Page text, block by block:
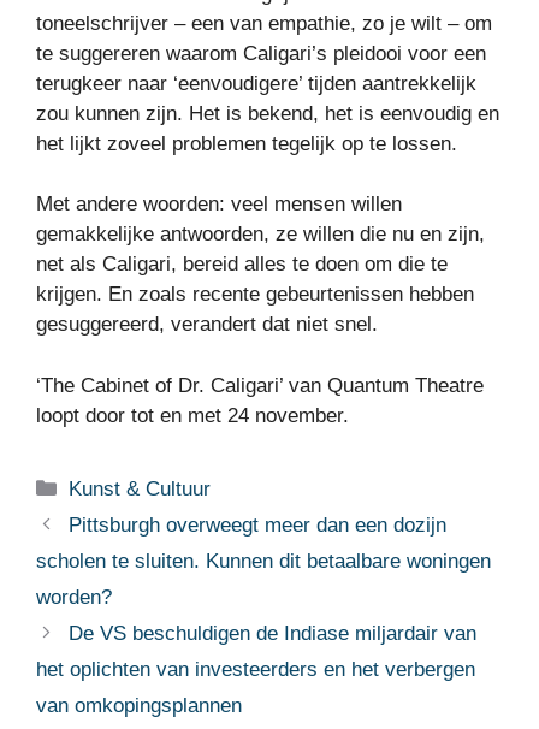
toneelschrijver – een van empathie, zo je wilt – om
te suggereren waarom Caligari’s pleidooi voor een
terugkeer naar ‘eenvoudigere’ tijden aantrekkelijk
zou kunnen zijn. Het is bekend, het is eenvoudig en
het lijkt zoveel problemen tegelijk op te lossen.
Met andere woorden: veel mensen willen
gemakkelijke antwoorden, ze willen die nu en zijn,
net als Caligari, bereid alles te doen om die te
krijgen. En zoals recente gebeurtenissen hebben
gesuggereerd, verandert dat niet snel.
‘The Cabinet of Dr. Caligari’ van Quantum Theatre
loopt door tot en met 24 november.
Categorieën
Kunst & Cultuur
Pittsburgh overweegt meer dan een dozijn
scholen te sluiten. Kunnen dit betaalbare woningen
worden?
De VS beschuldigen de Indiase miljardair van
het oplichten van investeerders en het verbergen
van omkopingsplannen